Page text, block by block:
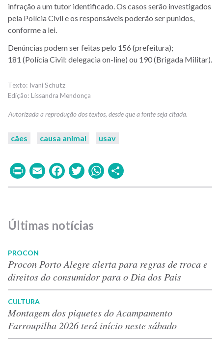
infração a um tutor identificado. Os casos serão investigados
pela Polícia Civil e os responsáveis poderão ser punidos,
conforme a lei.
Denúncias podem ser feitas pelo 156 (prefeitura);
181 (Polícia Civil: delegacia on-line) ou 190 (Brigada Militar).
Ivani Schutz
Lissandra Mendonça
cães causa animal usav
PrintEmailFacebook
TwitterWhatsApp
Últimas notícias
PROCON
Procon Porto Alegre alerta para regras de troca e
direitos do consumidor para o Dia dos Pais
CULTURA
Montagem dos piquetes do Acampamento
Farroupilha 2026 terá início neste sábado